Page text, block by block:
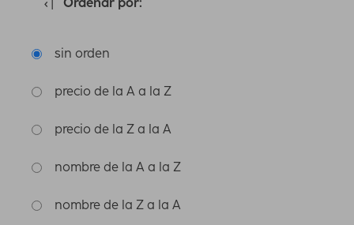
sin orden
precio de la A a la Z
precio de la Z a la A
nombre de la A a la Z
nombre de la Z a la A